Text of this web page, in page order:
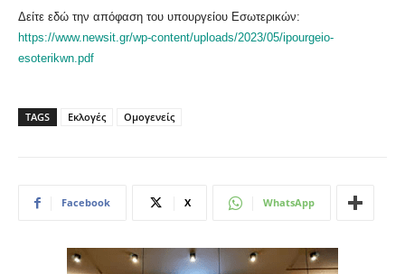
Δείτε εδώ την απόφαση του υπουργείου Εσωτερικών:
https://www.newsit.gr/wp-content/uploads/2023/05/ipourgeio-
esoterikwn.pdf
TAGS Εκλογές Ομογενείς
Facebook X WhatsApp